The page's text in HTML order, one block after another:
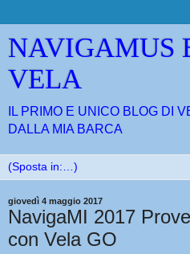
NAVIGAMUS
VELA
IL PRIMO E UNICO BLOG DI
DALLA MIA BARCA
giovedì 4 maggio 2017
NavigaMI 2017
con Vela GO